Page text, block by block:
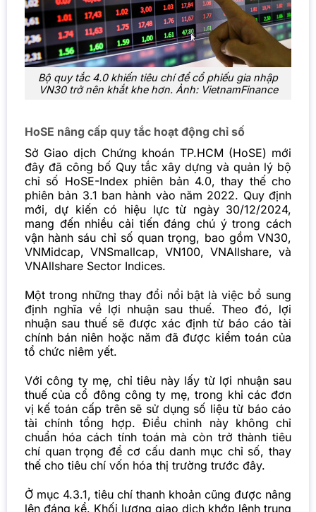
Bộ quy tắc 4.0 khiến tiêu chí để cổ phiếu gia nhập
VN30 trở nên khắt khe hơn. Ảnh: VietnamFinance
HoSE nâng cấp quy tắc hoạt động chỉ số
Sở Giao dịch Chứng khoán TP.HCM (HoSE) mới
đây đã công bố Quy tắc xây dựng và quản lý bộ
chỉ số HoSE-Index phiên bản 4.0, thay thế cho
phiên bản 3.1 ban hành vào năm 2022. Quy định
mới, dự kiến có hiệu lực từ ngày 30/12/2024,
mang đến nhiều cải tiến đáng chú ý trong cách
vận hành sáu chỉ số quan trọng, bao gồm VN30,
VNMidcap, VNSmallcap, VN100, VNAllshare, và
VNAllshare Sector Indices.
Một trong những thay đổi nổi bật là việc bổ sung
định nghĩa về lợi nhuận sau thuế. Theo đó, lợi
nhuận sau thuế sẽ được xác định từ báo cáo tài
chính bán niên hoặc năm đã được kiểm toán của
tổ chức niêm yết.
Với công ty mẹ, chỉ tiêu này lấy từ lợi nhuận sau
thuế của cổ đông công ty mẹ, trong khi các đơn
vị kế toán cấp trên sẽ sử dụng số liệu từ báo cáo
tài chính tổng hợp. Điều chỉnh này không chỉ
chuẩn hóa cách tính toán mà còn trở thành tiêu
chí quan trọng để cơ cấu danh mục chỉ số, thay
thế cho tiêu chí vốn hóa thị trường trước đây.
Ở mục 4.3.1, tiêu chí thanh khoản cũng được nâng
lên đáng kể. Khối lượng giao dịch khớp lệnh trung